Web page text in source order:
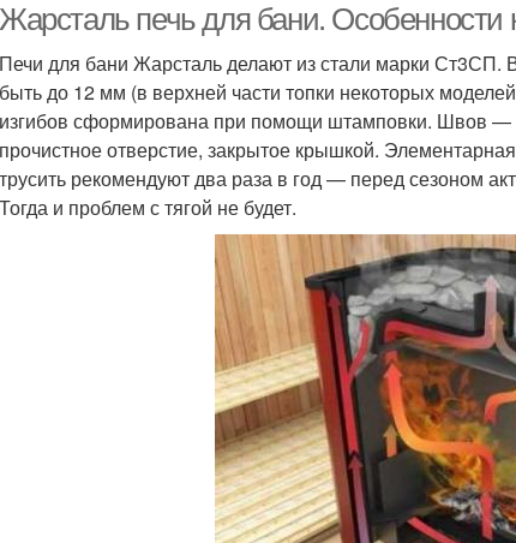
Жарсталь печь для бани. Особенности
Печи для бани Жарсталь делают из стали марки
быть до 12 мм (в верхней части топки некоторых
изгибов сформирована при помощи штамповки. Швов —
прочистное отверстие, закрытое крышкой.
трусить рекомендуют два раза в год — перед сезоном
Тогда и проблем с тягой не будет.